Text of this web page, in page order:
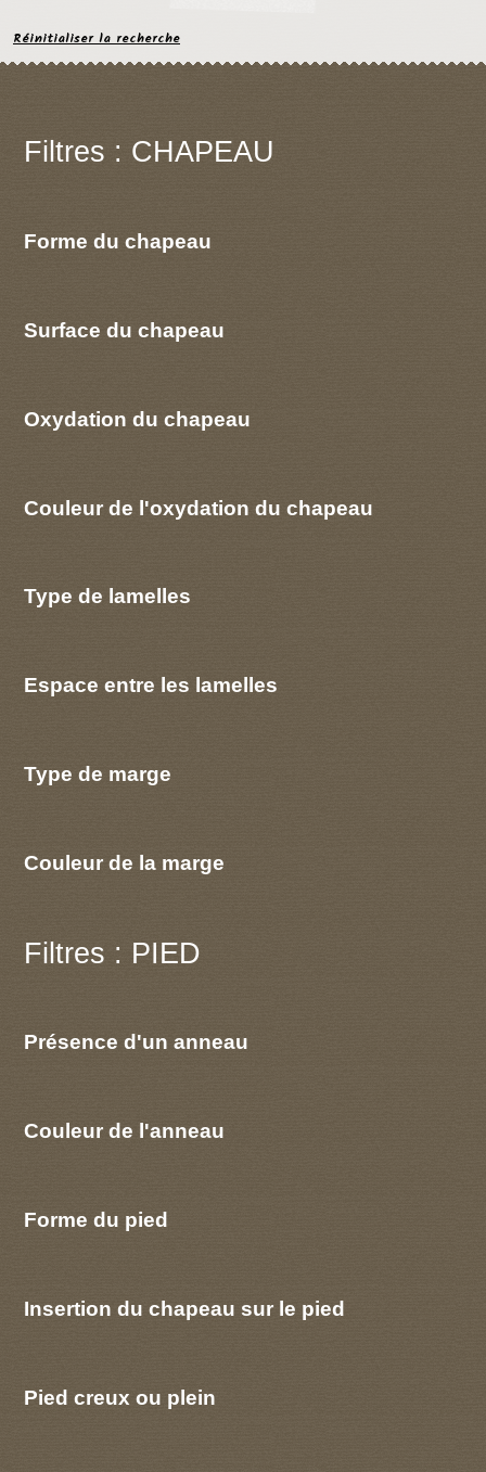
Réinitialiser la recherche
Filtres : CHAPEAU
Forme du chapeau
Surface du chapeau
Oxydation du chapeau
Couleur de l'oxydation du chapeau
Type de lamelles
Espace entre les lamelles
Type de marge
Couleur de la marge
Filtres : PIED
Présence d'un anneau
Couleur de l'anneau
Forme du pied
Insertion du chapeau sur le pied
Pied creux ou plein